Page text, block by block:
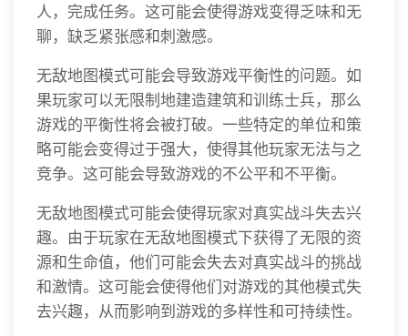
人，完成任务。这可能会使得游戏变得乏味和无
聊，缺乏紧张感和刺激感。
无敌地图模式可能会导致游戏平衡性的问题。如
果玩家可以无限制地建造建筑和训练士兵，那么
游戏的平衡性将会被打破。一些特定的单位和策
略可能会变得过于强大，使得其他玩家无法与之
竞争。这可能会导致游戏的不公平和不平衡。
无敌地图模式可能会使得玩家对真实战斗失去兴
趣。由于玩家在无敌地图模式下获得了无限的资
源和生命值，他们可能会失去对真实战斗的挑战
和激情。这可能会使得他们对游戏的其他模式失
去兴趣，从而影响到游戏的多样性和可持续性。